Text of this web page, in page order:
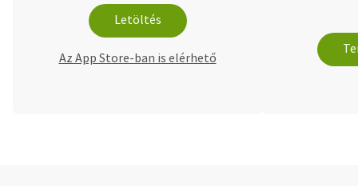
Letöltés
Az App Store-ban is elérhető